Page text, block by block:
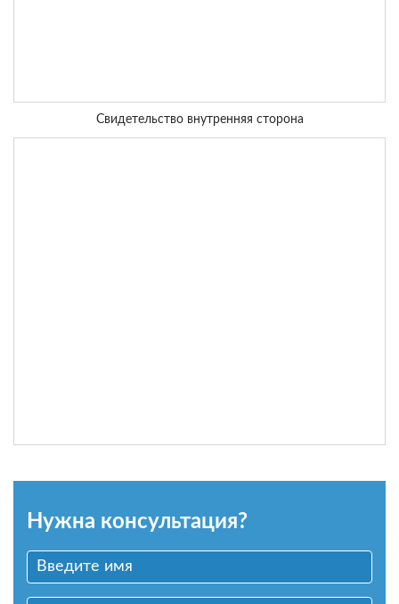
Свидетельство внутренняя сторона
Нужна консультация?